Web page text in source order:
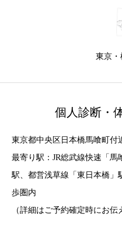
東京
個人診断・
東京都中央区日本橋馬喰町付
最寄り駅：JR総武線快速「馬
駅、都営浅草線「東日本橋」
歩圏内
（詳細はご予約確定時にお伝